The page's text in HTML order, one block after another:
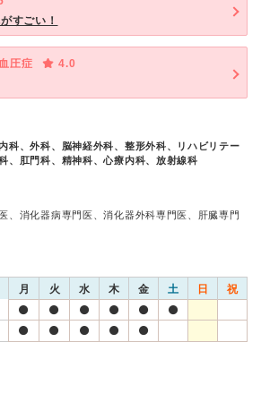
すごい！
圧症
4.0
科、外科、脳神経外科、整形外科、リハビリテー
、肛門科、精神科、心療内科、放射線科
、消化器病専門医、消化器外科専門医、肝臓専門
月 火 水 木 金 土 日 祝